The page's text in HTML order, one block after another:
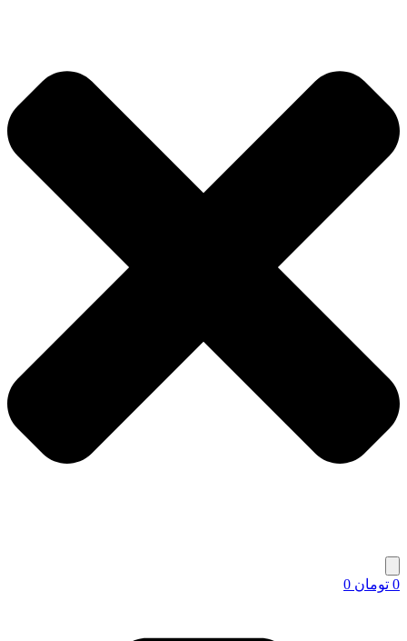
0 تومان 0